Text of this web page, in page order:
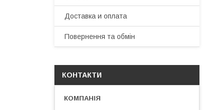
Доставка и оплата
Повернення та обмін
КОНТАКТИ